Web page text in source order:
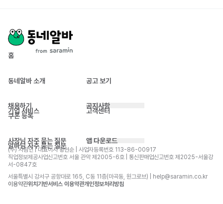
홈
동네알바 소개 공고 보기
채용하기
기업 서비스
쿠폰 등록
공지사항
고객센터
사장님 자주 묻는 질문
알바님 자주 묻는 질문
앱 다운로드
(주) 사람인 | 대표이사 황현순 | 사업자등록번호 113-86-00917
직업정보제공사업신고번호 서울 관악 제2005-6호 | 통신판매업신고번호 제2025-서울강
서-0847호
서울특별시 강서구 공항대로 165, C동 11층(마곡동, 원그로브) | help@saramin.co.kr
이용약관위치기반서비스 이용약관개인정보처리방침